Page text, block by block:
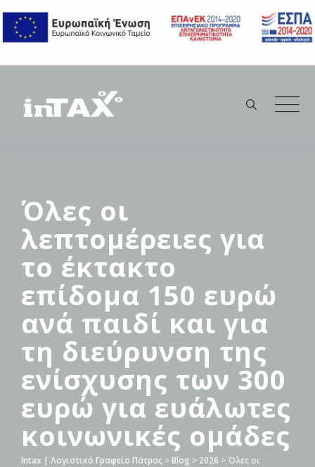
content
Όλες οι
λεπτομέρειες για
το έκτακτο
επίδομα 150 ευρώ
ανά παιδί και για
τη διεύρυνση της
ενίσχυσης των 300
ευρώ για ευάλωτες
κοινωνικές ομάδες
Intax | Λογιστικό Γραφείο Πάτρας > Blog > 2026 >Όλες οι